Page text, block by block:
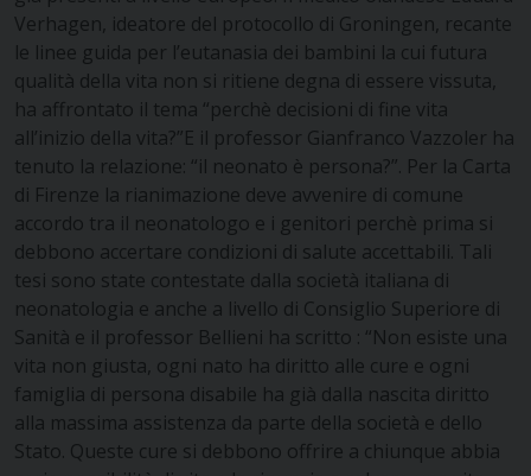
Verhagen, ideatore del protocollo di Groningen, recante
le linee guida per l’eutanasia dei bambini la cui futura
qualità della vita non si ritiene degna di essere vissuta,
ha affrontato il tema “perchè decisioni di fine vita
all’inizio della vita?”E il professor Gianfranco Vazzoler ha
tenuto la relazione: “il neonato è persona?”. Per la Carta
di Firenze la rianimazione deve avvenire di comune
accordo tra il neonatologo e i genitori perchè prima si
debbono accertare condizioni di salute accettabili. Tali
tesi sono state contestate dalla società italiana di
neonatologia e anche a livello di Consiglio Superiore di
Sanità e il professor Bellieni ha scritto : “Non esiste una
vita non giusta, ogni nato ha diritto alle cure e ogni
famiglia di persona disabile ha già dalla nascita diritto
alla massima assistenza da parte della società e dello
Stato. Queste cure si debbono offrire a chiunque abbia